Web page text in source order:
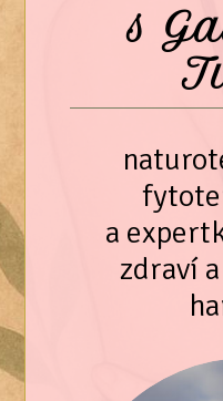
s
a
zdraví